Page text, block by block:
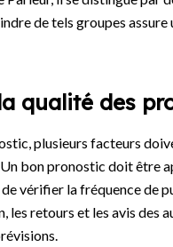
de tels groupes
qualité des
plusieurs facteurs
bon pronostic doit être
vérifier la fréquence de
les retours et les avis des